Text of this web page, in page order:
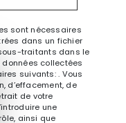
le
sont nécessaires
dans un fichier
traitants dans le
données collectées
suivants: . Vous
d’effacement, de
de votre
une
ainsi que